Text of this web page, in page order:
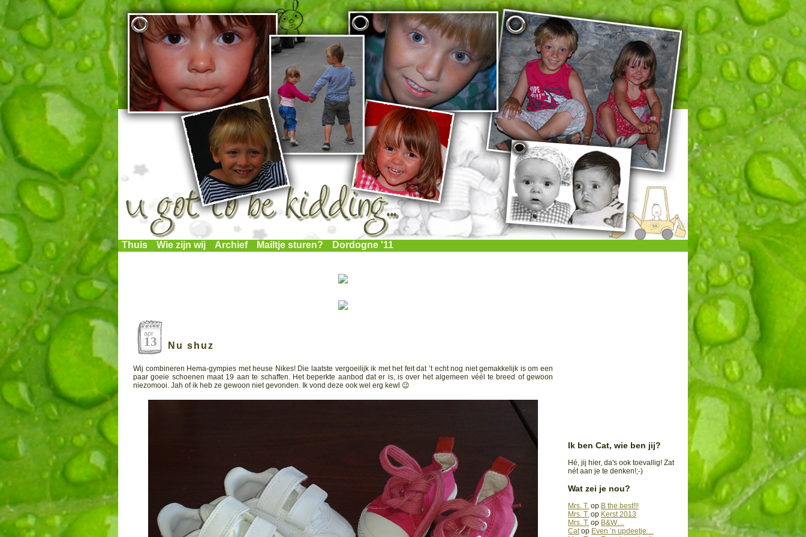
Thuis Wie zijn wij Archief Mailtje sturen? Dordogne '11
apr
13 Nu shuz
Wij combineren Hema-gympies met heuse Nikes! Die laatste vergoeilijk ik met het feit dat ’t echt nog niet gemakkelijk is om een
paar goeie schoenen maat 19 aan te schaffen. Het beperkte aanbod dat er is, is over het algemeen véél te breed of gewoon
niezomooi. Jah of ik heb ze gewoon niet gevonden. Ik vond deze ook wel erg kewl 😉
Ik ben Cat, wie ben jij?
Hé, jij hier, da's ook toevallig! Zat
nét aan je te denken!;-)
Wat zei je nou?
Mrs. T. op B the best!!!
Mrs. T. op Kerst 2013
Mrs. T. op B&W…
Catop Even ’n updeetje…